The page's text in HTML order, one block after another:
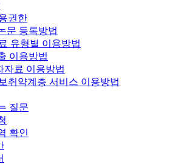
권한
문 등록방법
유형별 이용방법
이용방법
자료 이용방법
취약계층 서비스 이용방법
질문
확인